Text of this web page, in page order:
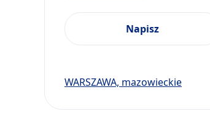
Napisz
WARSZAWA, mazowieckie